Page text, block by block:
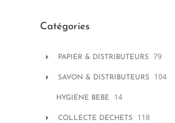
Catégories
PAPIER & DISTRIBUTEURS 79
SAVON & DISTRIBUTEURS 104
HYGIENE BEBE 14
COLLECTE DECHETS 118